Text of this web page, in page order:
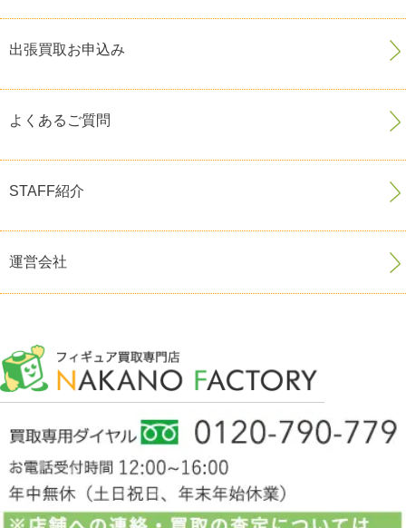
出張買取お申込み
よくあるご質問
STAFF紹介
運営会社